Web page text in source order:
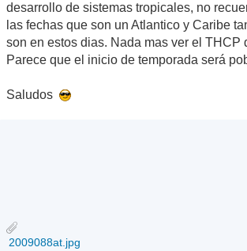
desarrollo de sistemas tropicales, no
las fechas que son un Atlantico y Caribe
son en estos dias. Nada mas ver el THCP
Parece que el inicio de temporada será
Saludos
2009088at.jpg